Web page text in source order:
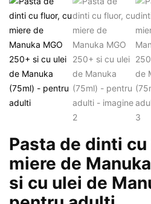
Pasta de dinti cu
miere de
si cu ulei de